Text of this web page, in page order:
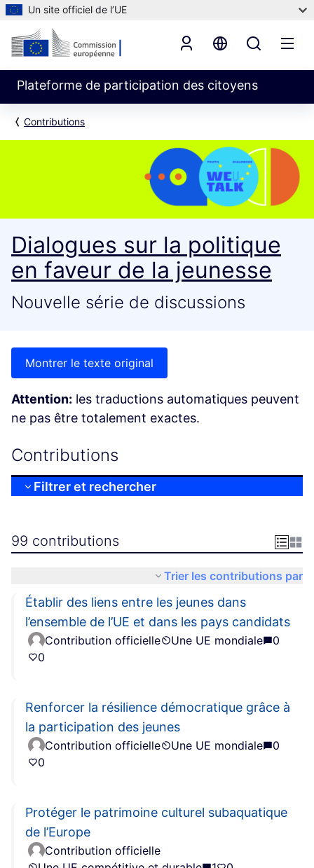
Un site officiel de l’UE
Plateforme de participation des citoyens
Contributions
Dialogues sur la politique
en faveur de la jeunesse
Nouvelle série de discussions
Montrer le texte original
Attention: les traductions automatiques peuvent
ne pas être totalement exactes.
Contributions
Filtrer et rechercher
99 contributions
Trier les contributions par
Établir des liens entre les jeunes dans
l’ensemble de l’UE et dans les pays candidats
Contribution officielle Une UE mondiale
0
0
Renforcer la résilience démocratique grâce à
la participation des jeunes
Contribution officielle Une UE mondiale
0
0
Protéger le patrimoine culturel subaquatique
de l’Europe
Contribution officielle